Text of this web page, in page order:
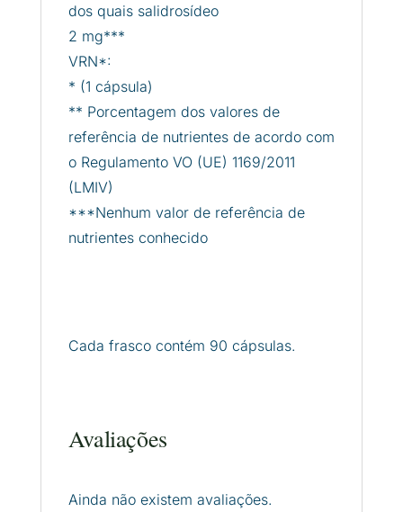
dos quais salidrosídeo
2 mg***
VRN*:
* (1 cápsula)
** Porcentagem dos valores de
referência de nutrientes de acordo com
o Regulamento VO (UE) 1169/2011
(LMIV)
***Nenhum valor de referência de
nutrientes conhecido
Cada frasco contém 90 cápsulas.
Avaliações
Ainda não existem avaliações.